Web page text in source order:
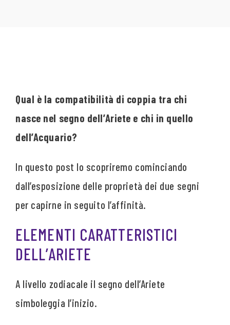
Qual è la compatibilità di coppia tra chi
nasce nel segno dell’Ariete e chi in quello
dell’Acquario?
In questo post lo scopriremo cominciando
dall’esposizione delle proprietà dei due segni
per capirne in seguito l’affinità.
ELEMENTI CARATTERISTICI
DELL’ARIETE
A livello zodiacale il segno dell’Ariete
simboleggia l’inizio.